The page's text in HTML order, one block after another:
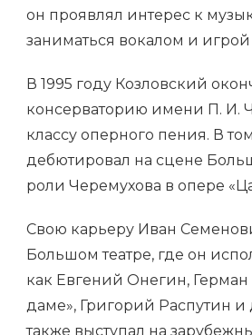
он проявлял интерес к
заниматься вокалом и игрой
В 1995 году Козловский
консерваторию имени П. И.
классу оперного пения. В
дебютировал на сцене
роли Черемухова в опере
Свою карьеру Иван
Большом театре, где он
как Евгений Онегин,
даме», Григорий Распутин и
также выступал на